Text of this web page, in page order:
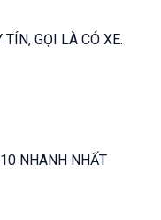
GỌI LÀ CÓ XE.
NHANH NHẤT